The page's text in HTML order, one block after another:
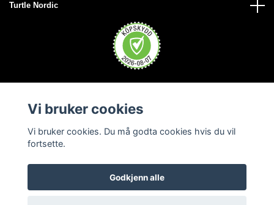
Turtle Nordic
Vi bruker cookies
Vi bruker cookies. Du må godta cookies hvis du vil
fortsette.
Godkjenn alle